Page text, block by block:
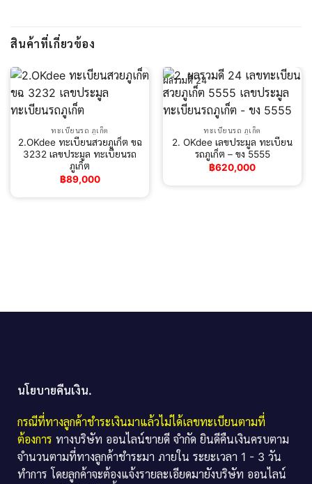
สินค้าที่เกี่ยวข้อง
ทะเบียนรถ ภูเก็ต
2.OKdee ทะเบียนสวยภูเก็ต ขฉ
3232 เลขประมูล ทะเบียนรถ
ภูเก็ต
฿89,000
ผลรวมดี 24
ทะเบียนรถ ภูเก็ต
2. OKdee เลขประมูล ทะเบียน
รถภูเก็ต – ขง 5555
฿620,000
นโยบายคืนเงิน.
กรณีที่ทางลูกค้าชำระเงินมาแล้วไม่ได้เลขทะเบียนตามที่
ต้องการ ทางบริษัท ออนไลน์ขายดี จำกัด ยินดีคืนเงินครบตาม
จำนวนตามที่ทางลูกค้าชำระมา ภายใน ระยะเวลา 1 - 3 วัน
ทำการ โดยลูกค้าจะต้องแจ้งรายละเอียดมายังบริษัท ออนไลน์